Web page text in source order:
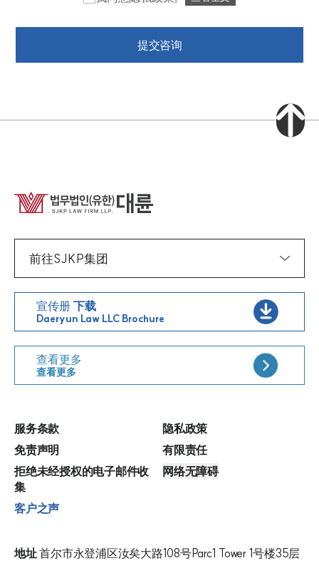
媒体报道
研讨会
大纶法律咨询预约
集体诉讼申请
法律服务受害者公益救助
提交咨询
前往SJKP集团
宣传册 下载
Daeryun Law LLC Brochure
查看更多
查看更多
服务条款
隐私政策
免责声明
有限责任
拒绝未经授权的电子邮件收
集
网络无障碍
客户之声
地址首尔市永登浦区汝矣大路108号Parc1 Tower 1号楼35层